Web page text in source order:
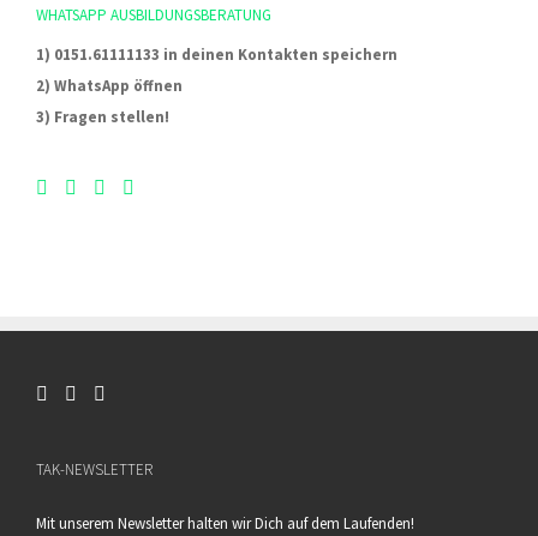
WHATSAPP AUSBILDUNGSBERATUNG
1) 0151.61111133 in deinen Kontakten speichern
2) WhatsApp öffnen
3) Fragen stellen!
TAK-NEWSLETTER
Mit unserem Newsletter halten wir Dich auf dem Laufenden!